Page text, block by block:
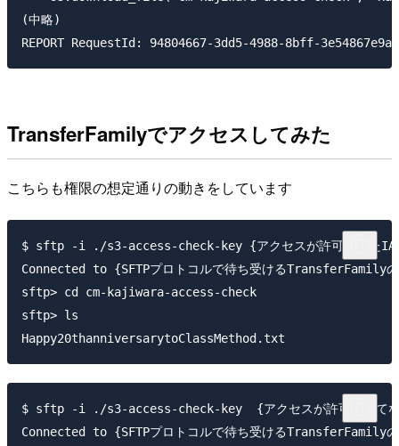
(中略)
TransferFamilyでアクセスしてみた
こちらも権限の想定通りの動きをしています
$ sftp -i ./s3-access-check-key {アクセスが許可されたIAM
Connected to {SFTPプロトコルで待ち受けるTransferFamily
sftp> cd cm-kajiwara-access-check
sftp> ls
$ sftp -i ./s3-access-check-key  {アクセスが許可されてない
Connected to {SFTPプロトコルで待ち受けるTransferFamily